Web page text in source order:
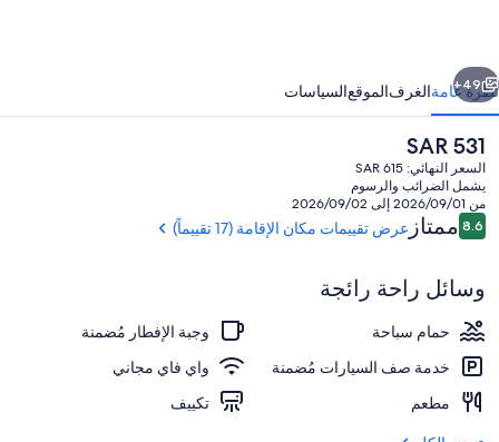
واجهة المنشأة
التالي
49+
نظرة عامةالغرفالموقعالسياسات
السعر
الحالي
هو
SAR
531
SAR 531
السعر النهائي: SAR 615
يشمل الضرائب والرسوم
من 2026/09/01 إلى 2026/09/02
التقييمات
8.68.6 من 10ممتاز عرض تقييمات مكان الإقامة (17 تقييماً)
وسائل راحة رائجة
حمام سباحة
وجبة الإفطار مُضمنة
خدمة صف السيارات مُضمنة
واي فاي مجاني
مطعم
تكييف